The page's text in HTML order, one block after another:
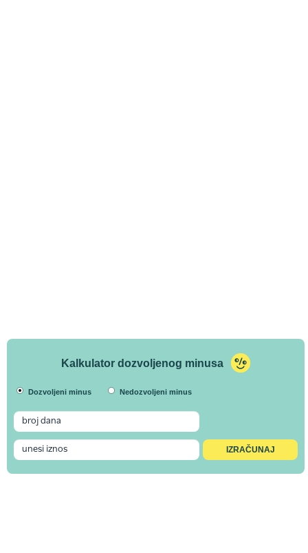
Kalkulator dozvoljenog minusa
Dozvoljeni minus Nedozvoljeni minus